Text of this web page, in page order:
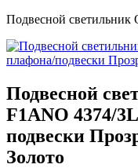
Подвесной
Подвесной
F1ANO 4374/
подвески
Золото